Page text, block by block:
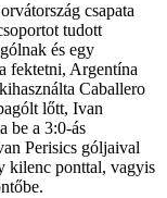
csapata
tudott
és egy
fektetni, Argentína
Caballero
lőtt, Ivan
be a 3:0-ás
Perisics góljaival
kilenc ponttal, vagyis